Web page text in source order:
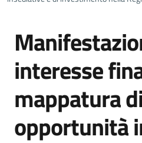
interesse
mappatura di
opportunità